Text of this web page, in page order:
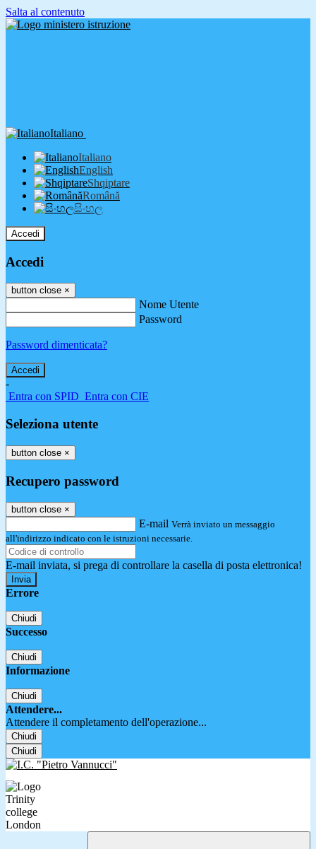
Salta al contenuto
Italiano
Italiano
English
Shqiptare
Română
සිංහල
Accedi
Accedi
button close ×
Nome Utente
Password
Password dimenticata?
-
Entra con SPID Entra con CIE
Seleziona utente
button close ×
Recupero password
button close ×
E-mail Verrà inviato un messaggio
all'indirizzo indicato con le istruzioni necessarie.
E-mail inviata, si prega di controllare la casella di posta elettronica!
Errore
Chiudi
Successo
Chiudi
Informazione
Chiudi
Attendere...
Attendere il completamento dell'operazione...
Chiudi
Chiudi